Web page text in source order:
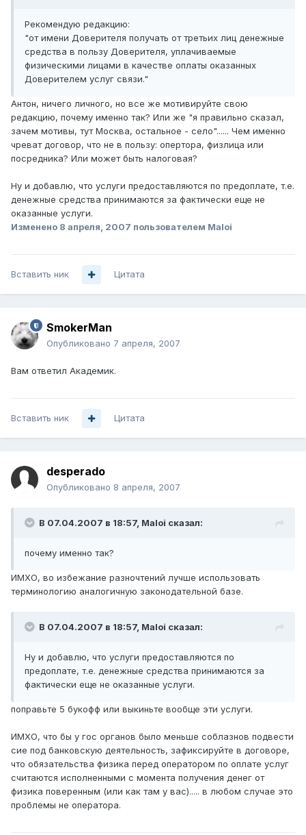
Рекомендую редакцию:
"от имени Доверителя получать от третьих лиц денежные
средства в пользу Доверителя, уплачиваемые
физическими лицами в качестве оплаты оказанных
Доверителем услуг связи."
Антон, ничего личного, но все же мотивируйте свою
редакцию, почему именно так? Или же "я правильно сказал,
зачем мотивы, тут Москва, остальное - село"...... Чем именно
чреват договор, что не в пользу: опертора, физлица или
посредника? Или может быть налоговая?
Ну и добавлю, что услуги предоставляются по предоплате, т.е.
денежные средства принимаются за фактически еще не
оказанные услуги.
Изменено 8 апреля, 2007 пользователем Maloi
Вставить ник Цитата
SmokerMan
Опубликовано 7 апреля, 2007
Вам ответил Академик.
Вставить ник Цитата
desperado
Опубликовано 8 апреля, 2007
В 07.04.2007 в 18:57, Maloi сказал:
почему именно так?
ИМХО, во избежание разночтений лучше использовать
терминологию аналогичную законодательной базе.
В 07.04.2007 в 18:57, Maloi сказал:
Ну и добавлю, что услуги предоставляются по
предоплате, т.е. денежные средства принимаются за
фактически еще не оказанные услуги.
поправьте 5 букофф или выкиньте вообще эти услуги.
ИМХО, что бы у гос органов было меньше соблазнов подвести
сие под банковскую деятельность, зафиксируйте в договоре,
что обязательства физика перед оператором по оплате услуг
считаются исполненными с момента получения денег от
физика поверенным (или как там у вас)..... в любом случае это
проблемы не оператора.